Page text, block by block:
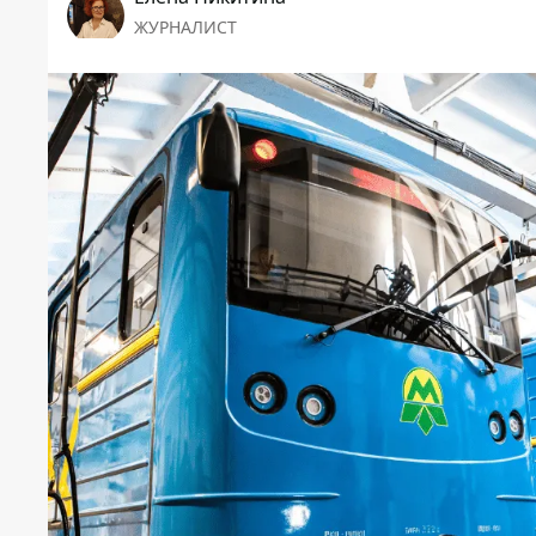
ЖУРНАЛИСТ